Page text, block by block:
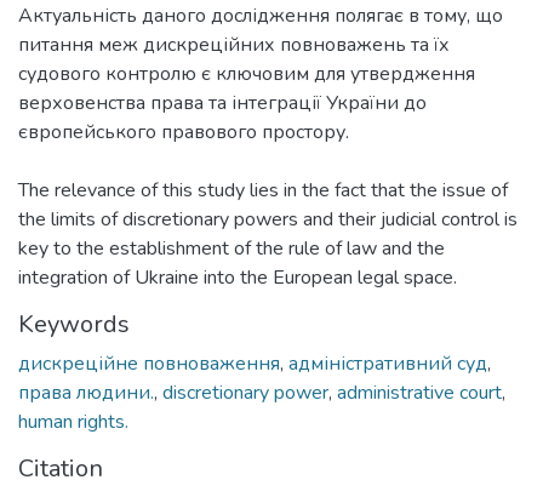
Актуальність даного дослідження полягає в тому, що
питання меж дискреційних повноважень та їх
судового контролю є ключовим для утвердження
верховенства права та інтеграції України до
європейського правового простору.
The relevance of this study lies in the fact that the issue of
the limits of discretionary powers and their judicial control is
key to the establishment of the rule of law and the
integration of Ukraine into the European legal space.
Keywords
дискреційне повноваження, адміністративний суд,
права людини., discretionary power, administrative court,
human rights.
Citation